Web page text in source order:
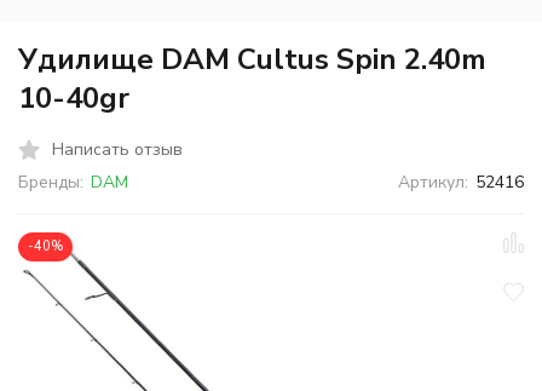
Удилище DAM Cultus Spin 2.40m
10-40gr
Написать отзыв
Бренды: DAM Артикул: 52416
-40%